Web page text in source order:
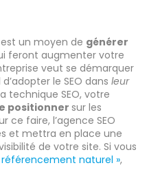
un moyen de générer
feront augmenter votre
veut se démarquer
le SEO dans leur
technique SEO, votre
positionner sur les
ce faire, l’agence SEO
et mettra en place une
de votre site. Si vous
référencement naturel »,